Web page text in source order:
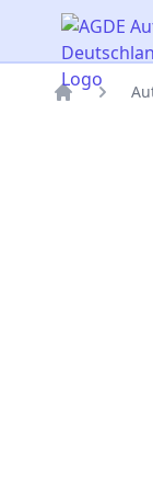
AGDE